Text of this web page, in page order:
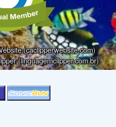
(caclipperwebsite.com)
(linguagemclipper.com.br)